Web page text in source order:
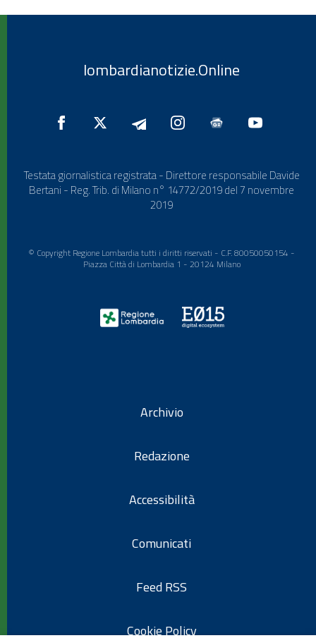
lombardianotizie.Online
Testata giornalistica registrata - Direttore responsabile Davide
Bertani - Reg. Trib. di Milano n° 14772/2019 del 7 novembre
2019
© Copyright Regione Lombardia tutti i diritti riservati - C.F. 80050050154 -
Piazza Città di Lombardia 1 - 20124 Milano
Archivio
Redazione
Accessibilità
Comunicati
Feed RSS
Cookie Policy